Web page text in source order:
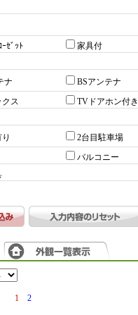
ｰｾﾞｯﾄ 家具付
ナ BSアンテナ
ス TVドアホン付き
2台目駐車場
バルコニー
1 2